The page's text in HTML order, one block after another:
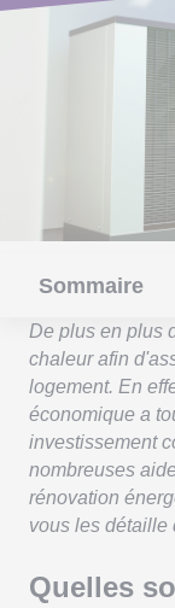
Sommaire
De plus en plus
chaleur afin
logement. En
économique a
investissement
nombreuses
rénovation
vous les détaille
Quelles